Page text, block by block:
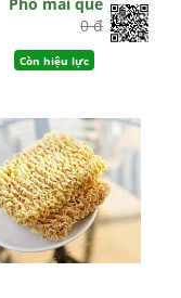
Phô mai que
0 đ
Còn hiệu lực